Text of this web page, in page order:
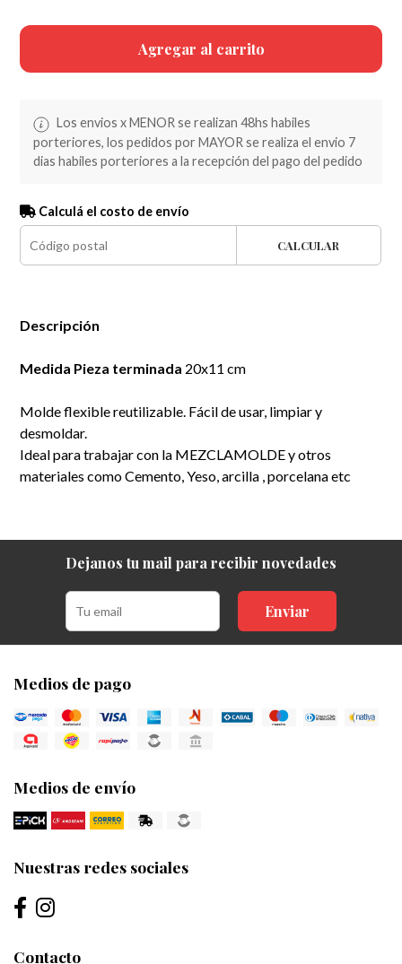
Agregar al carrito
Los envios x MENOR se realizan 48hs habiles
porteriores, los pedidos por MAYOR se realiza el envio 7
dias habiles porteriores a la recepción del pago del pedido
Calculá el costo de envío
CALCULAR
Descripción
Medida Pieza terminada 20x11 cm
Molde flexible reutilizable. Fácil de usar, limpiar y
desmoldar.
Ideal para trabajar con la MEZCLAMOLDE y otros
materiales como Cemento, Yeso, arcilla , porcelana etc
Dejanos tu mail para recibir novedades
Enviar
Medios de pago
Medios de envío
Nuestras redes sociales
Contacto